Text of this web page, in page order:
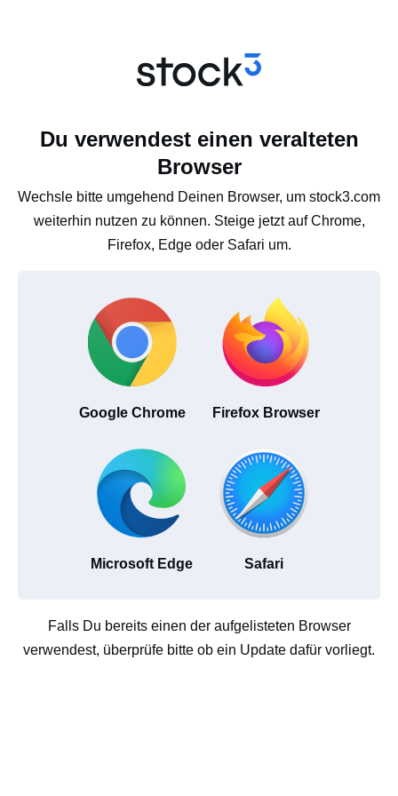
Du verwendest einen veralteten
Browser
Wechsle bitte umgehend Deinen Browser, um stock3.com
weiterhin nutzen zu können. Steige jetzt auf Chrome,
Firefox, Edge oder Safari um.
Google Chrome Firefox Browser
Microsoft Edge Safari
Falls Du bereits einen der aufgelisteten Browser
verwendest, überprüfe bitte ob ein Update dafür vorliegt.